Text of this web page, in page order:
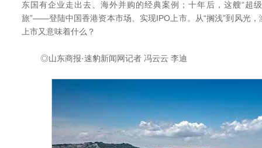
东国有企业走出去、海外并购的经典案例；十年后，这艘“超
旅”——登陆中国香港资本市场、实现IPO上市。从“搁浅”到风光
上市又意味着什么？
◎山东商报·速豹新闻网记者 冯云云 李迪